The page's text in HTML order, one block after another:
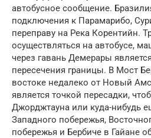
автобусное сообщение.
подключения к Парамарибо,
переправу на Река Корентийн.
осуществляться на автобусе,
через гавань Демерары
пересечения границы. В Мост
востоке недалеко от Новый
является точкой пересадки,
Джорджтауна или куда-нибудь
Западного побережья,
побережья и Бербиче в Гайане